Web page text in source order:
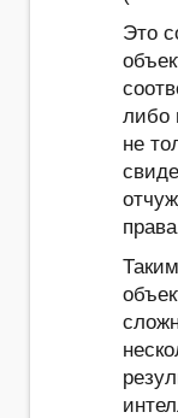
Это
либо
не